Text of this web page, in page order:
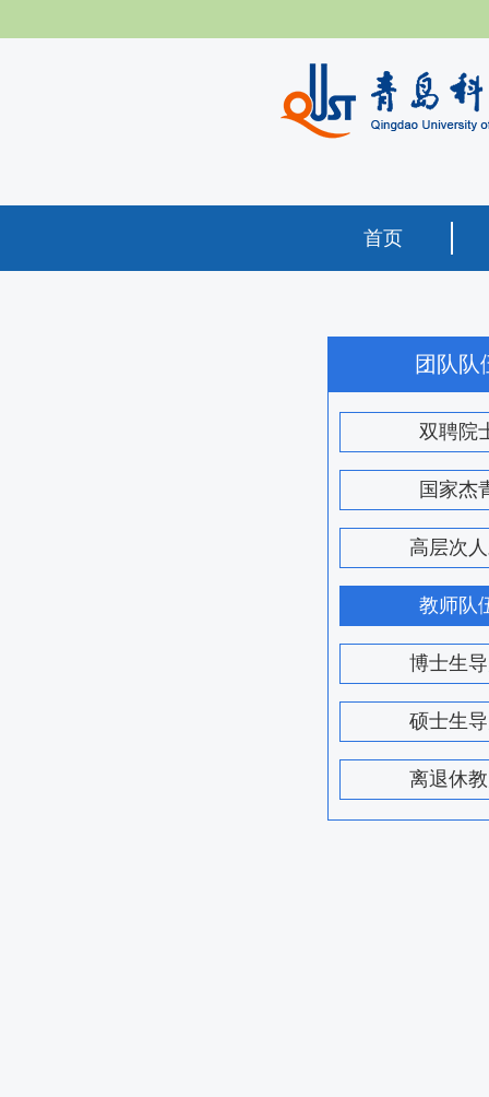
首页
团队队
双聘院
国家杰
高层次
教师队
博士生
硕士生
离退休